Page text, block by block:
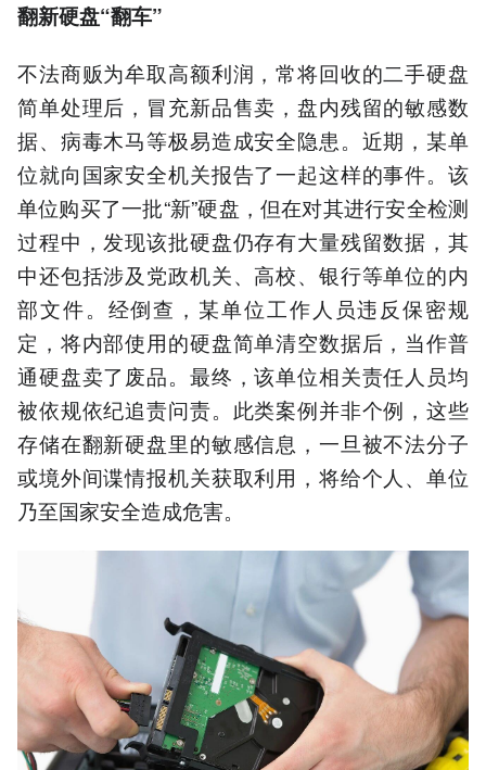
翻新硬盘“翻车”
不法商贩为牟取高额利润，常将回收的二手硬盘
简单处理后，冒充新品售卖，盘内残留的敏感数
据、病毒木马等极易造成安全隐患。近期，某单
位就向国家安全机关报告了一起这样的事件。该
单位购买了一批“新”硬盘，但在对其进行安全检测
过程中，发现该批硬盘仍存有大量残留数据，其
中还包括涉及党政机关、高校、银行等单位的内
部文件。经倒查，某单位工作人员违反保密规
定，将内部使用的硬盘简单清空数据后，当作普
通硬盘卖了废品。最终，该单位相关责任人员均
被依规依纪追责问责。此类案例并非个例，这些
存储在翻新硬盘里的敏感信息，一旦被不法分子
或境外间谍情报机关获取利用，将给个人、单位
乃至国家安全造成危害。